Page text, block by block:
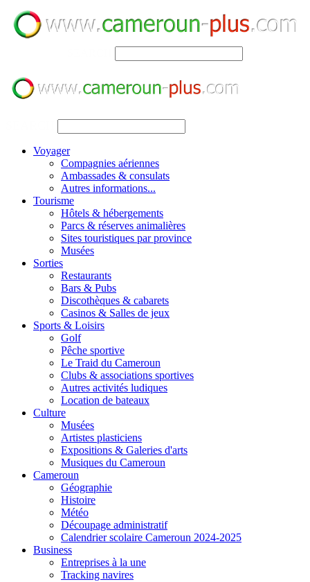
Voyager
Compagnies aériennes
Ambassades & consulats
Autres informations...
Tourisme
Hôtels & hébergements
Parcs & réserves animalières
Sites touristiques par province
Musées
Sorties
Restaurants
Bars & Pubs
Discothèques & cabarets
Casinos & Salles de jeux
Sports & Loisirs
Golf
Pêche sportive
Le Traid du Cameroun
Clubs & associations sportives
Autres activités ludiques
Location de bateaux
Culture
Musées
Artistes plasticiens
Expositions & Galeries d'arts
Musiques du Cameroun
Cameroun
Géographie
Histoire
Météo
Découpage administratif
Calendrier scolaire Cameroun 2024-2025
Business
Entreprises à la une
Tracking navires